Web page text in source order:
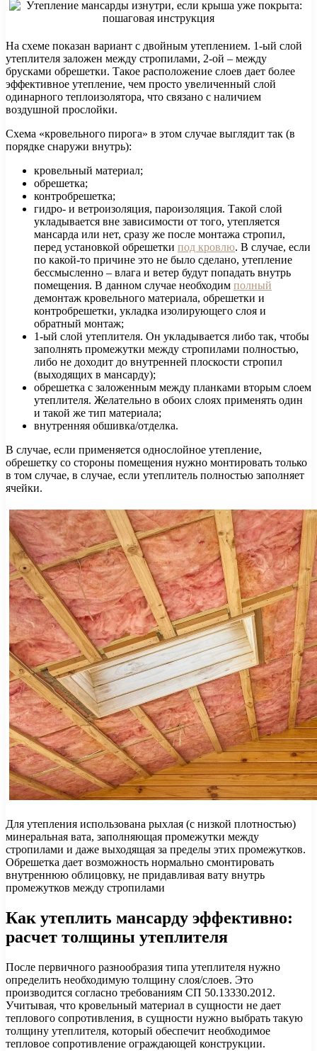
На схеме показан вариант с двойным утеплением. 1-ый слой
утеплителя заложен между стропилами, 2-ой – между
брусками обрешетки. Такое расположение слоев дает более
эффективное утепление, чем просто увеличенный слой
одинарного теплоизолятора, что связано с наличием
воздушной прослойки.
Схема «кровельного пирога» в этом случае выглядит так (в
порядке снаружи внутрь):
кровельный материал;
обрешетка;
контробрешетка;
гидро- и ветроизоляция, пароизоляция. Такой слой
укладывается вне зависимости от того, утепляется
мансарда или нет, сразу же после монтажа стропил,
перед установкой обрешетки под кровлю. В случае, если
по какой-то причине это не было сделано, утепление
бессмысленно – влага и ветер будут попадать внутрь
помещения. В данном случае необходим полный
демонтаж кровельного материала, обрешетки и
контробрешетки, укладка изолирующего слоя и
обратный монтаж;
1-ый слой утеплителя. Он укладывается либо так, чтобы
заполнять промежутки между стропилами полностью,
либо не доходит до внутренней плоскости стропил
(выходящих в мансарду);
обрешетка с заложенным между планками вторым слоем
утеплителя. Желательно в обоих слоях применять один
и такой же тип материала;
внутренняя обшивка/отделка.
В случае, если применяется однослойное утепление,
обрешетку со стороны помещения нужно монтировать только
в том случае, в случае, если утеплитель полностью заполняет
ячейки.
Для утепления использована рыхлая (с низкой плотностью)
минеральная вата, заполняющая промежутки между
стропилами и даже выходящая за пределы этих промежутков.
Обрешетка дает возможность нормально смонтировать
внутреннюю облицовку, не придавливая вату внутрь
промежутков между стропилами
Как утеплить мансарду эффективно:
расчет толщины утеплителя
После первичного разнообразия типа утеплителя нужно
определить необходимую толщину слоя/слоев. Это
производится согласно требованиям СП 50.13330.2012.
Учитывая, что кровельный материал в сущности не дает
теплового сопротивления, в сущности нужно выбрать такую
толщину утеплителя, который обеспечит необходимое
тепловое сопротивление ограждающей конструкции.